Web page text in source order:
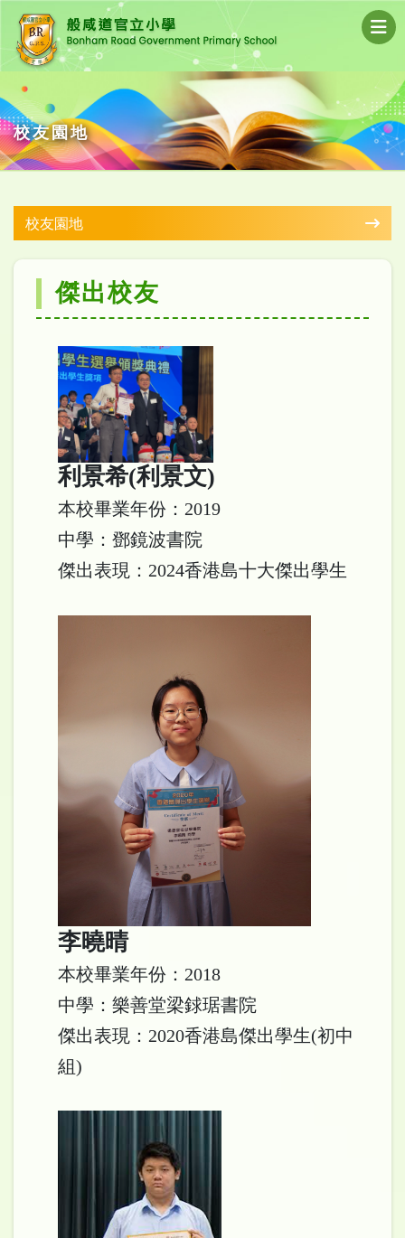
校友園地
校友園地
傑出校友
利景希(利景文)
本校畢業年份：2019
中學：鄧鏡波書院
傑出表現：2024香港島十大傑出學生
李曉晴
本校畢業年份：2018
中學：樂善堂梁銶琚書院
傑出表現：2020香港島傑出學生(初中
組)